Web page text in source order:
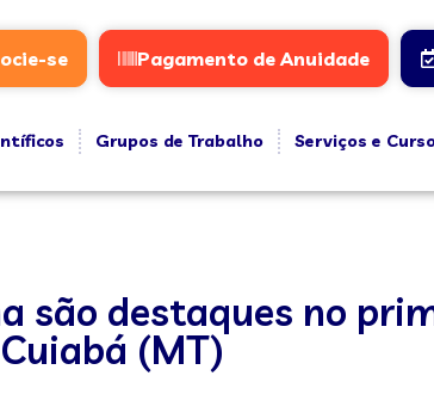
se Pagamento de Anuidade
Grupos de Trabalho Serviços e
são destaques no
(MT)